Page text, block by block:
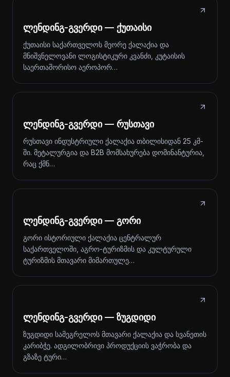
ლენდინგ-გვერდი — ქუთაისი
ქუთაისი საქართველოს მეორე ქალაქია და
მნიშვნელოვანი ლოგისტიკური კვანძი, კუტაისის
საერთაშორისო აეროპორ…
ლენდინგ-გვერდი — რუსთავი
რუსთავი ინდუსტრიული ქალაქია თბილისიდან 25 კმ-
ში. მეტალურგია და B2B მომსახურება დომინანტურია,
რაც ქმნ…
ლენდინგ-გვერდი — გორი
გორი ისტორიული ქალაქია ცენტრალურ
საქართველოში, აგრო-ტურიზმის და კულტურული
ტურიზმის მთავარი მიმართულე…
ლენდინგ-გვერდი — ზუგდიდი
ზუგდიდი სამეგრელოს მთავარი ქალაქია და სვანეთის
კარიბჭე. ადგილობრივი პროდუქციის ვაჭრობა და
გზაზე ტური…